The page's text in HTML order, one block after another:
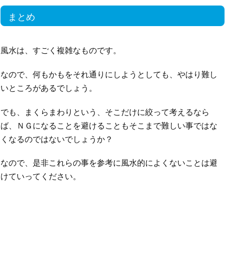
まとめ
風水は、すごく複雑なものです。
なので、何もかもをそれ通りにしようとしても、やはり難し
いところがあるでしょう。
でも、まくらまわりという、そこだけに絞って考えるなら
ば、ＮＧになることを避けることもそこまで難しい事ではな
くなるのではないでしょうか？
なので、是非これらの事を参考に風水的によくないことは避
けていってください。